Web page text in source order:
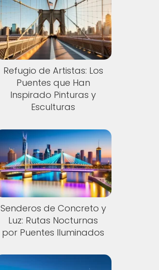
Refugio de Artistas: Los
Puentes que Han
Inspirado Pinturas y
Esculturas
Senderos de Concreto y
Luz: Rutas Nocturnas
por Puentes Iluminados